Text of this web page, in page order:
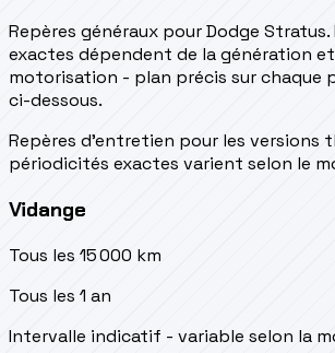
Repères généraux pour Dodge Stratus.
exactes dépendent de la génération
motorisation - plan précis sur chaque
ci-dessous.
Repères d’entretien pour les versions
périodicités exactes varient selon le
Vidange
Tous les 15 000 km
Tous les 1 an
Intervalle indicatif - variable selon la